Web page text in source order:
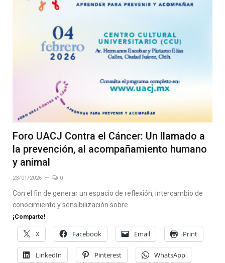
Foro UACJ Contra el Cáncer: Un llamado a
la prevención, al acompañamiento humano
y animal
23/01/2026 0
Con el fin de generar un espacio de reflexión, intercambio de
conocimiento y sensibilización sobre…
¡Comparte!
X Facebook Email Print
LinkedIn Pinterest WhatsApp